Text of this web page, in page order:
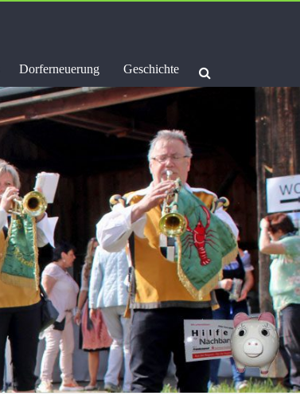
Dorferneuerung Geschichte